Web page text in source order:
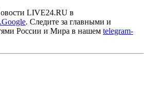
LIVE24.RU в
. Следите за главными и
России и Мира в нашем telegram-